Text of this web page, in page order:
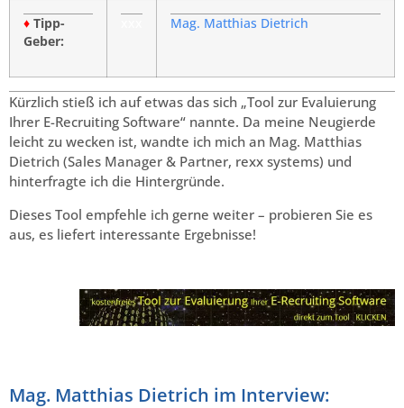
♦ Tipp-
Geber:
Mag. Matthias Dietrich
Kürzlich stieß ich auf etwas das sich „Tool zur Evaluierung
Ihrer E-Recruiting Software“ nannte. Da meine Neugierde
leicht zu wecken ist, wandte ich mich an Mag. Matthias
Dietrich (Sales Manager & Partner, rexx systems) und
hinterfragte ich die Hintergründe.
Dieses Tool empfehle ich gerne weiter – probieren Sie es
aus, es liefert interessante Ergebnisse!
Mag. Matthias Dietrich im Interview: